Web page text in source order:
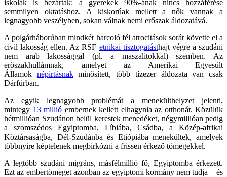
iskolák is bezártak: a gyerekek 90%-ának nincs hozzáférése
semmilyen oktatáshoz. A kiskorúak mellett a nők vannak a
legnagyobb veszélyben, sokan válnak nemi erőszak áldozatává.
A polgárháborúban mindkét harcoló fél atrocitások sorát követte el a
civil lakosság ellen. Az RSF etnikai tisztogatásthajt végre a szudáni
nem arab lakossággal (pl. a maszalitokkal) szemben. Az
erőszakhullámnak, amelyet az Amerikai Egyesült
Államok népirtásnakminősített, több tízezer áldozata van csak
Dárfúrban.
Az egyik legnagyobb problémát a menekülthelyzet jelenti,
mintegy 13 millió embernek kellett elhagynia az otthonát. Közülük
hétmillióan Szudánon belül kerestek menedéket, négymillióan pedig
a szomszédos Egyiptomba, Líbiába, Csádba, a Közép-afrikai
Köztársaságba, Dél-Szudánba és Etiópiába menekültek, amelyek
többnyire képtelenek megbirkózni a frissen érkező tömegekkel.
A legtöbb szudáni migráns, másfélmillió fő, Egyiptomba érkezett.
Ezt az embertömeget azonban az egyiptomi kormány nem tudja – és